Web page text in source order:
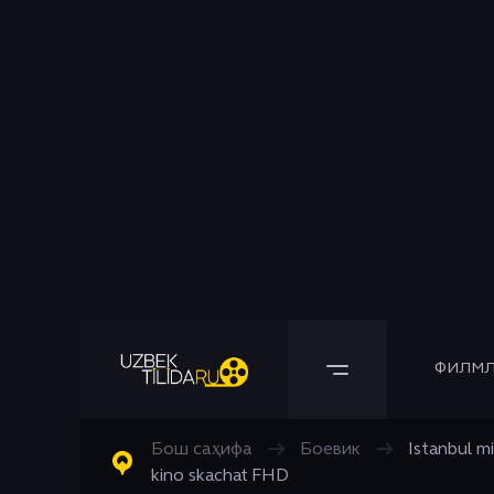
Барча Филмлар Комедия
Барча Сериаллар
Бош саҳифа → Боевик →
Istanbul
kino skachat FHD